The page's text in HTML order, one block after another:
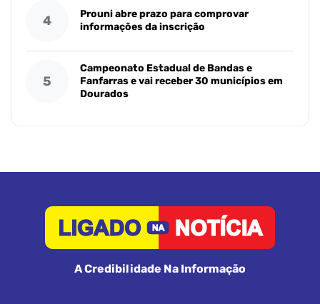
4
Prouni abre prazo para comprovar
informações da inscrição
5
Campeonato Estadual de Bandas e
Fanfarras e vai receber 30 municípios em
Dourados
A Credibilidade Na Informação